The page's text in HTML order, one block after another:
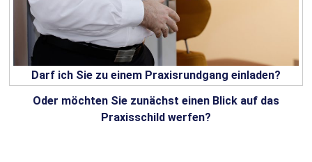
Darf ich Sie zu einem Praxisrundgang einladen?
Oder möchten Sie zunächst einen Blick auf das
Praxisschild werfen?